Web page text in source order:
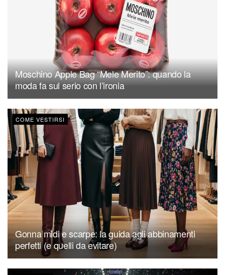
Moschino Apple Bag “Mele Merito”: quando la
moda fa sul serio con l’ironia
COME VESTIRSI
Gonna midi e scarpe: la guida agli abbinamenti
perfetti (e quelli da evitare)